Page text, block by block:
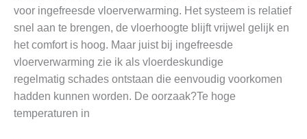
voor ingefreesde vloerverwarming. Het systeem is relatief
snel aan te brengen, de vloerhoogte blijft vrijwel gelijk en
het comfort is hoog. Maar juist bij ingefreesde
vloerverwarming zie ik als vloerdeskundige
regelmatig schades ontstaan die eenvoudig voorkomen
hadden kunnen worden. De oorzaak?Te hoge
temperaturen in